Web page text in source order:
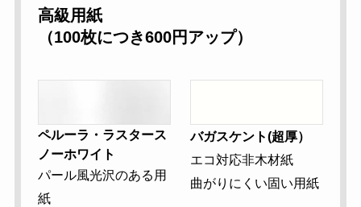
高級用紙
（100枚につき600円アップ）
ペルーラ・ラスタース
ノーホワイト
パール風光沢のある用
紙
バガスケント(超厚）
エコ対応非木材紙
曲がりにくい固い用紙